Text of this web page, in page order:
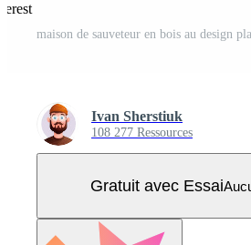
Ivan Sherstiuk
108 277 Ressources
Gratuit avec Essai